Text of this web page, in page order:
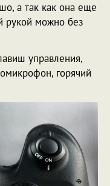
а так как она еще
рукой можно без
управления,
горячий